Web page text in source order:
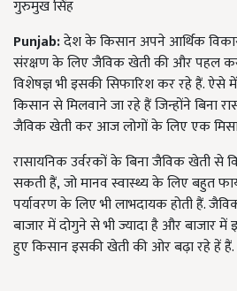
गुरुमुख सिंह
Punjab:देश के किसान अपने आर्थिक
संरक्षण के लिए जैविक खेती की और पहल
विशेषज्ञ भी इसकी सिफारिश कर रहे हैं.
किसान से मिलवाने जा रहे हैं जिन्होंने बिना
जैविक खेती कर आज लोगों के लिए एक
रासायनिक उर्वरकों के बिना जैविक खेती से
सकती हैं,जो मानव स्वास्थ्य के लिए बहुत
पर्यावरण के लिए भी लाभदायक होती हैं.
बाजार में दोगुने से भी ज्यादा है और बाजार
हुए किसान इसकी खेती की ओर बढ़ा रहे हें हैं.